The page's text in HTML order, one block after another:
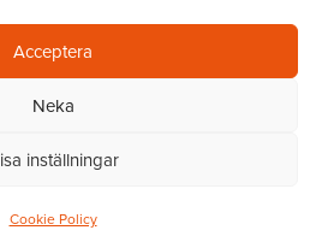
Acceptera
Neka
inställningar
Cookie Policy
|Integritetspolicy